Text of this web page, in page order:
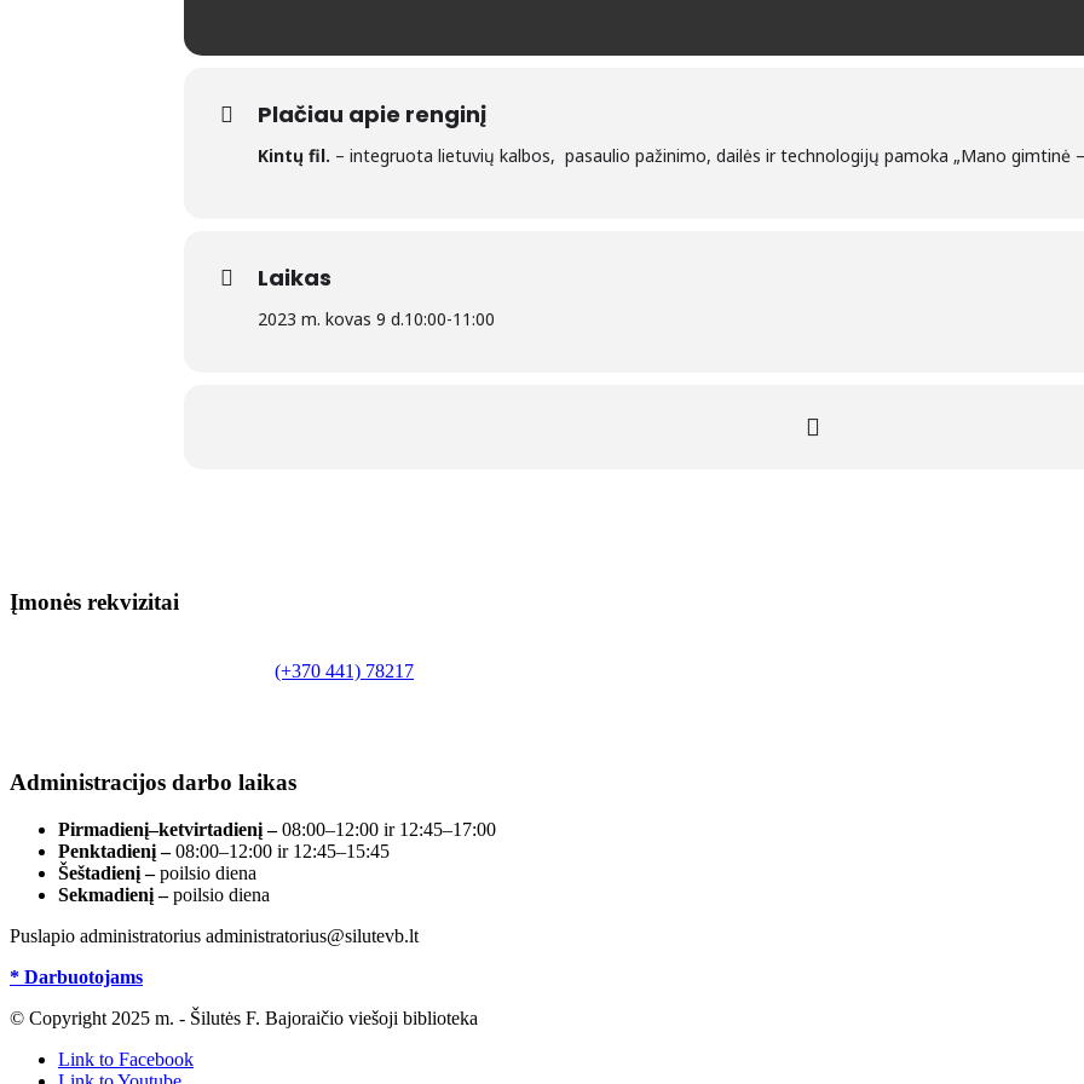
Plačiau apie renginį
Kintų fil. – integruota lietuvių kalbos, pasaulio pažinimo, dailės ir technologijų pamoka „Mano gimtinė
Laikas
2023 m. kovas 9 d.10:00-11:00
Įmonės rekvizitai
(+370 441) 78217
Administracijos darbo laikas
Pirmadienį–ketvirtadienį –08:00–12:00 ir 12:45–17:00
Penktadienį –08:00–12:00 ir 12:45–15:45
Šeštadienį –poilsio diena
Sekmadienį –poilsio diena
Puslapio administratorius administratorius@silutevb.lt
* Darbuotojams
© Copyright 2025 m. - Šilutės F. Bajoraičio viešoji biblioteka
Link to Facebook